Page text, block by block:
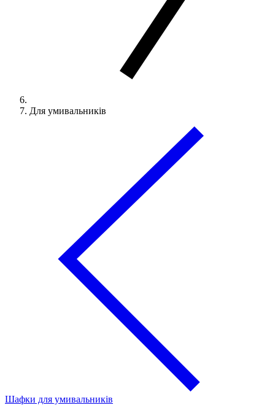
Для умивальників
Шафки для умивальників